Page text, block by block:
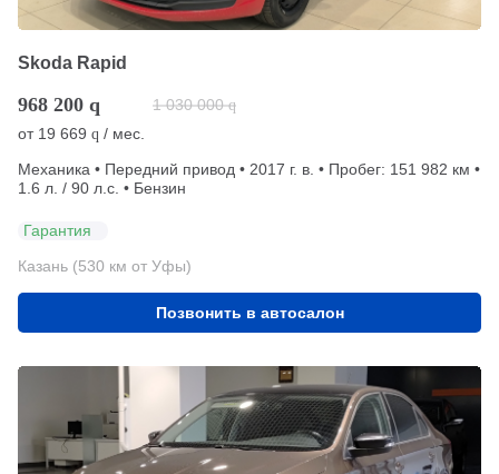
Skoda Rapid
968 200 q 1 030 000 q
от 19 669 q / мес.
Механика • Передний привод • 2017 г. в. • Пробег: 151 982 км •
1.6 л. / 90 л.с. • Бензин
Гарантия
Казань (530 км от Уфы)
Позвонить в автосалон